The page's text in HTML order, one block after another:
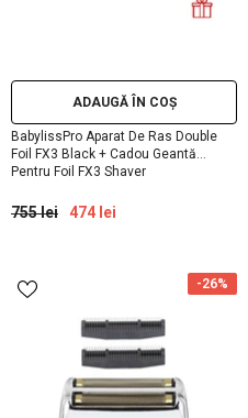
ADAUGĂ ÎN COȘ
BabylissPro Aparat De Ras Double
Foil FX3 Black + Cadou Geantă
Pentru Foil FX3 Shaver
755 lei 474 lei
-26%